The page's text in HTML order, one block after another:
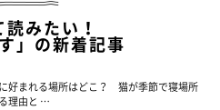
みたい！
」の新着記事
好まれる場所はどこ？ 猫が季節で寝場所
理由と …